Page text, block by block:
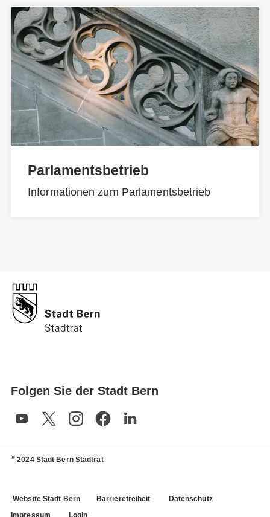
Parlamentsbetrieb
Informationen zum Parlamentsbetrieb
Folgen Sie der Stadt Bern
© 2024 Stadt Bern Stadtrat
Website Stadt Bern Barrierefreiheit
Datenschutz
Impressum
Login